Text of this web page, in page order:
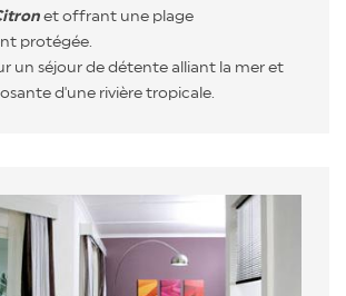
et offrant une plage
protégée.
un séjour de détente alliant la mer et
d'une rivière tropicale.